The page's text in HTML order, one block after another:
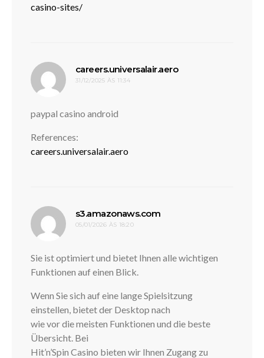
casino-sites/
careers.universalair.aerodisse:
31/12/2025 ÀS 11:34
paypal casino android
References:
careers.universalair.aero
s3.amazonaws.com
05/01/2026 ÀS 18:20
Sie ist optimiert und bietet Ihnen alle wichtigen
Funktionen auf einen Blick.
Wenn Sie sich auf eine lange Spielsitzung
einstellen, bietet der Desktop nach
wie vor die meisten Funktionen und die beste
Übersicht. Bei
Hit’n’Spin Casino bieten wir Ihnen Zugang zu